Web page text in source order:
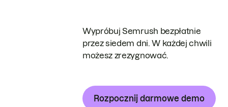
Wypróbuj Semrush bezpłatnie
przez siedem dni. W każdej chwili
możesz zrezygnować.
Rozpocznij darmowe demo